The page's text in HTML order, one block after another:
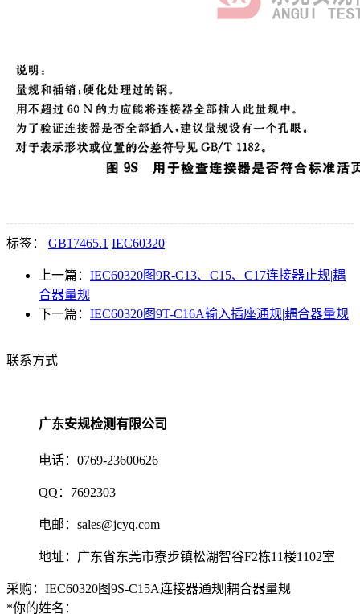
标签： GB17465.1 IEC60320
上一篇： IEC60320图9R-C13、C15、C17连接器止规|耦
合器量规
下一篇： IEC60320图9T-C16A输入插座通规|耦合器量规
联系方式
广东安规检测有限公司
电话：0769-23600626
QQ：7692303
电邮：sales@jcyq.com
地址：广东省东莞市寮步镇松湖智谷F2栋11楼1102室
采购：IEC60320图9S-C15A连接器通规|耦合器量规
*你的姓名：